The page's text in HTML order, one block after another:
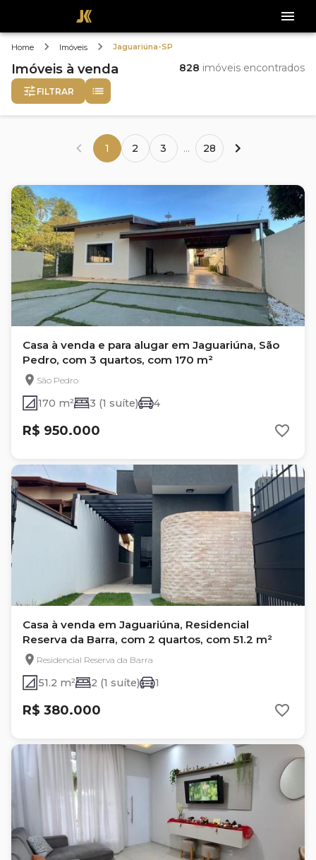
Home Imóveis Jaguariúna-SP
Imóveis à venda 828 imóveis encontrados
FILTRAR
1 2 3 ... 28
Casa à venda e para alugar em Jaguariúna, São
Pedro, com 3 quartos, com 170 m²
São Pedro
170 m² 3 (1 suíte) 4
R$ 950.000
Casa à venda em Jaguariúna, Residencial
Reserva da Barra, com 2 quartos, com 51.2 m²
Residencial Reserva da Barra
51.2 m² 2 (1 suíte) 1
R$ 380.000